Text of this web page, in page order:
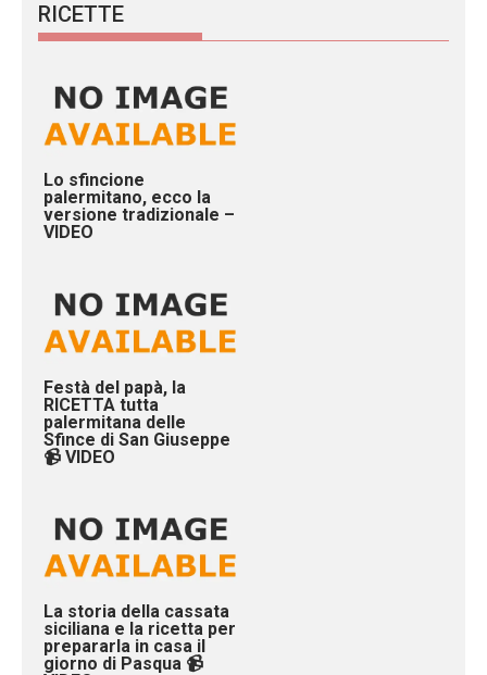
RICETTE
Lo sfincione
palermitano, ecco la
versione tradizionale –
VIDEO
Festà del papà, la
RICETTA tutta
palermitana delle
Sfince di San Giuseppe
📹 VIDEO
La storia della cassata
siciliana e la ricetta per
prepararla in casa il
giorno di Pasqua 📹